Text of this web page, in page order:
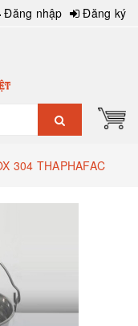
Đăng nhập Đăng ký
304 THAPHAFAC